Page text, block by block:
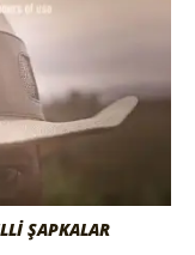
ŞAPKALAR